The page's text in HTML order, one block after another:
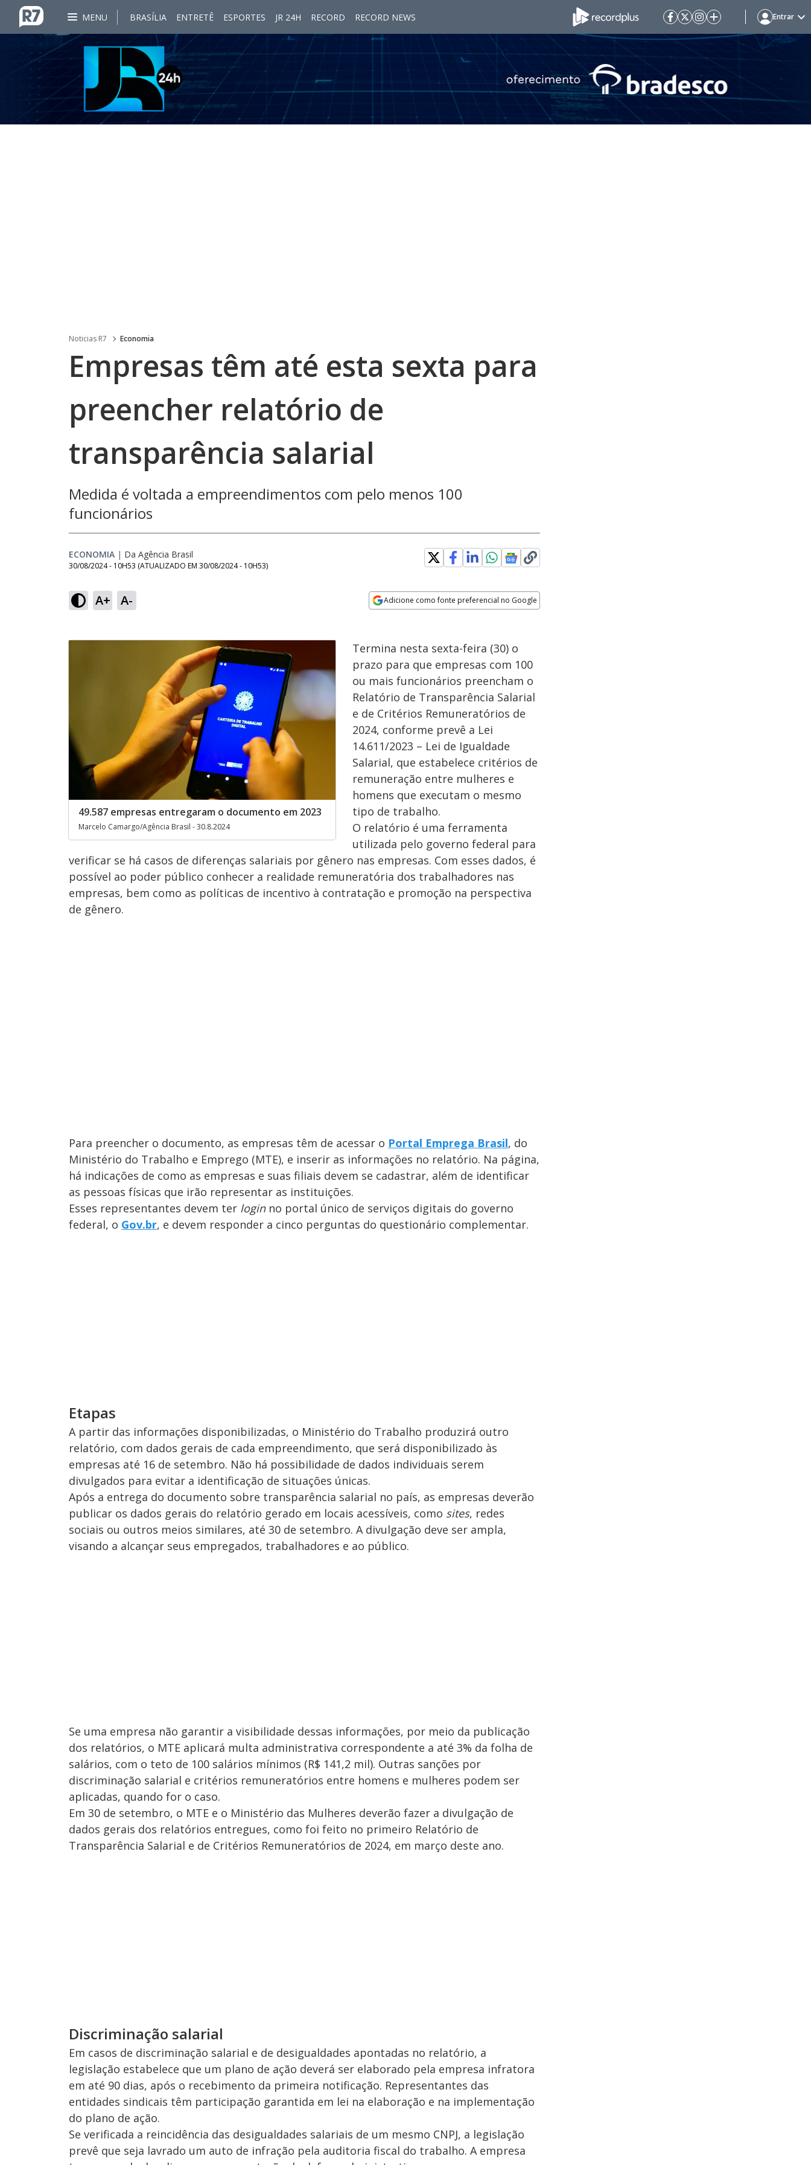
MENU BRASÍLIA ENTRETÊ ESPORTES JR 24H RECORD RECORD NEWS Entrar
Noticias R7 Economia
Empresas têm até esta sexta para
preencher relatório de
transparência salarial
Medida é voltada a empreendimentos com pelo menos 100
funcionários
ECONOMIA | Da Agência Brasil
30/08/2024 - 10H53 (ATUALIZADO EM 30/08/2024 - 10H53)
A+ A- Adicione como fonte preferencial no Google
49.587 empresas entregaram o documento em 2023
Marcelo Camargo/Agência Brasil - 30.8.2024
Termina nesta sexta-feira (30) o
prazo para que empresas com 100
ou mais funcionários preencham o
Relatório de Transparência Salarial
e de Critérios Remuneratórios de
2024, conforme prevê a Lei
14.611/2023 – Lei de Igualdade
Salarial, que estabelece critérios de
remuneração entre mulheres e
homens que executam o mesmo
tipo de trabalho.
O relatório é uma ferramenta
utilizada pelo governo federal para
verificar se há casos de diferenças salariais por gênero nas empresas. Com esses dados, é
possível ao poder público conhecer a realidade remuneratória dos trabalhadores nas
empresas, bem como as políticas de incentivo à contratação e promoção na perspectiva
de gênero.
Para preencher o documento, as empresas têm de acessar o Portal Emprega Brasil, do
Ministério do Trabalho e Emprego (MTE), e inserir as informações no relatório. Na página,
há indicações de como as empresas e suas filiais devem se cadastrar, além de identificar
as pessoas físicas que irão representar as instituições.
Esses representantes devem ter loginno portal único de serviços digitais do governo
federal, o Gov.br, e devem responder a cinco perguntas do questionário complementar.
Etapas
A partir das informações disponibilizadas, o Ministério do Trabalho produzirá outro
relatório, com dados gerais de cada empreendimento, que será disponibilizado às
empresas até 16 de setembro. Não há possibilidade de dados individuais serem
divulgados para evitar a identificação de situações únicas.
Após a entrega do documento sobre transparência salarial no país, as empresas deverão
publicar os dados gerais do relatório gerado em locais acessíveis, como sites, redes
sociais ou outros meios similares, até 30 de setembro. A divulgação deve ser ampla,
visando a alcançar seus empregados, trabalhadores e ao público.
Se uma empresa não garantir a visibilidade dessas informações, por meio da publicação
dos relatórios, o MTE aplicará multa administrativa correspondente a até 3% da folha de
salários, com o teto de 100 salários mínimos (R$ 141,2 mil). Outras sanções por
discriminação salarial e critérios remuneratórios entre homens e mulheres podem ser
aplicadas, quando for o caso.
Em 30 de setembro, o MTE e o Ministério das Mulheres deverão fazer a divulgação de
dados gerais dos relatórios entregues, como foi feito no primeiro Relatório de
Transparência Salarial e de Critérios Remuneratórios de 2024, em março deste ano.
Discriminação salarial
Em casos de discriminação salarial e de desigualdades apontadas no relatório, a
legislação estabelece que um plano de ação deverá ser elaborado pela empresa infratora
em até 90 dias, após o recebimento da primeira notificação. Representantes das
entidades sindicais têm participação garantida em lei na elaboração e na implementação
do plano de ação.
Se verificada a reincidência das desigualdades salariais de um mesmo CNPJ, a legislação
prevê que seja lavrado um auto de infração pela auditoria fiscal do trabalho. A empresa